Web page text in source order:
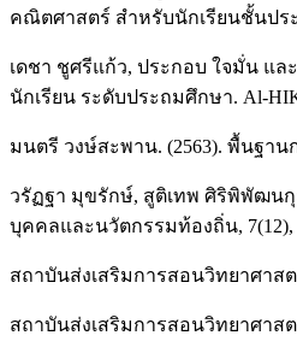
คณิตศาสตร์ สำหรับนักเรียนชั้นปร
เดชา ชูศรีแก้ว, ประกอบ ใจมั่น แ
นักเรียน ระดับประถมศึกษา. Al-
มนตรี วงษ์สะพาน. (2563). พื้นฐา
วรัฏฐา มุขรักษ์, สูติเทพ ศิริพิพัฒน
บุคคลและนวัตกรรมท้องถิ่น, 7(12),
สถาบันส่งเสริมการสอนวิทยาศาสต
สถาบันส่งเสริมการสอนวิทยาศาสต